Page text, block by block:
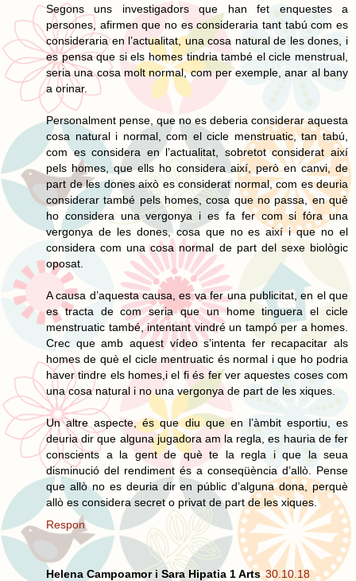
Segons uns investigadors que han fet enquestes a
persones, afirmen que no es consideraria tant tabú com es
consideraria en l’actualitat, una cosa natural de les dones, i
es pensa que si els homes tindria també el cicle menstrual,
seria una cosa molt normal, com per exemple, anar al bany
a orinar.
Personalment pense, que no es deberia considerar aquesta
cosa natural i normal, com el cicle menstruatic, tan tabú,
com es considera en l’actualitat, sobretot considerat així
pels homes, que ells ho considera així, però en canvi, de
part de les dones això es considerat normal, com es deuria
considerar també pels homes, cosa que no passa, en què
ho considera una vergonya i es fa fer com si fóra una
vergonya de les dones, cosa que no es així i que no el
considera com una cosa normal de part del sexe biològic
oposat.
A causa d’aquesta causa, es va fer una publicitat, en el que
es tracta de com seria que un home tinguera el cicle
menstruatic també, intentant vindré un tampó per a homes.
Crec que amb aquest vídeo s’intenta fer recapacitar als
homes de què el cicle mentruatic és normal i que ho podria
haver tindre els homes,i el fi és fer ver aquestes coses com
una cosa natural i no una vergonya de part de les xiques.
Un altre aspecte, és que diu que en l’àmbit esportiu, es
deuria dir que alguna jugadora am la regla, es hauria de fer
conscients a la gent de què te la regla i que la seua
disminució del rendiment és a conseqüència d’allò. Pense
que allò no es deuria dir en públic d’alguna dona, perquè
allò es considera secret o privat de part de les xiques.
Respon
Helena Campoamor i Sara Hipatia 1 Arts 30.10.18